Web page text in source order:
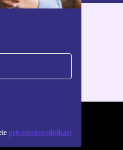
privaatsuspoliitikast
rakendus
jaoks